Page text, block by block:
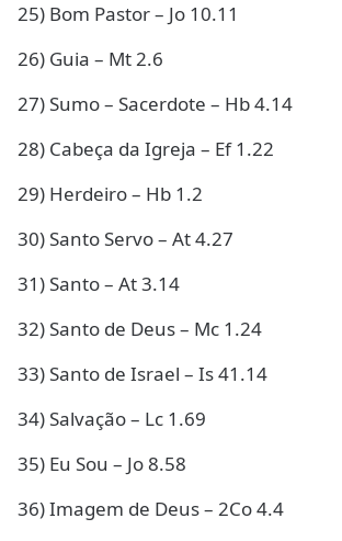
25) Bom Pastor – Jo 10.11
26) Guia – Mt 2.6
27) Sumo – Sacerdote – Hb 4.14
28) Cabeça da Igreja – Ef 1.22
29) Herdeiro – Hb 1.2
30) Santo Servo – At 4.27
31) Santo – At 3.14
32) Santo de Deus – Mc 1.24
33) Santo de Israel – Is 41.14
34) Salvação – Lc 1.69
35) Eu Sou – Jo 8.58
36) Imagem de Deus – 2Co 4.4